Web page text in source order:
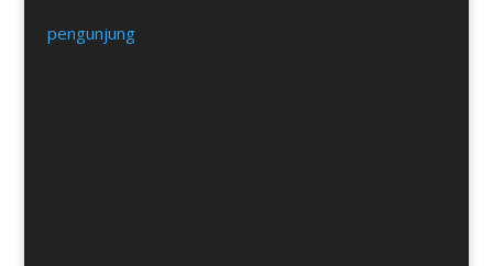
pengunjung